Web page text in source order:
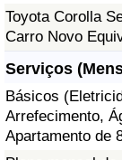
Toyota Corolla
Carro Novo
Serviços
Básicos
Arrefecimento,
Apartamento de